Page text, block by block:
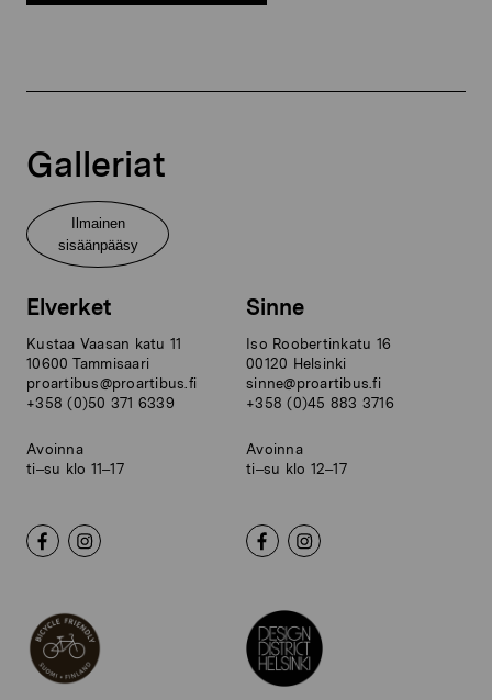
Galleriat
Ilmainen
sisäänpääsy
Elverket
Kustaa Vaasan katu 11
10600 Tammisaari
proartibus@proartibus.fi
+358 (0)50 371 6339
Avoinna
ti–su klo 11–17
Sinne
Iso Roobertinkatu 16
00120 Helsinki
sinne@proartibus.fi
+358 (0)45 883 3716
Avoinna
ti–su klo 12–17